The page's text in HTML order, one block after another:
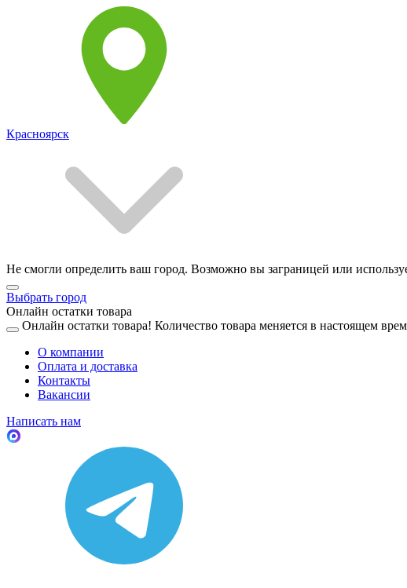
Красноярск
Не смогли определить ваш город. Возможно вы заграницей или
Выбрать город
Онлайн остатки товара
Онлайн остатки товара! Количество товара меняется в настоящем
О компании
Оплата и доставка
Контакты
Вакансии
Написать нам